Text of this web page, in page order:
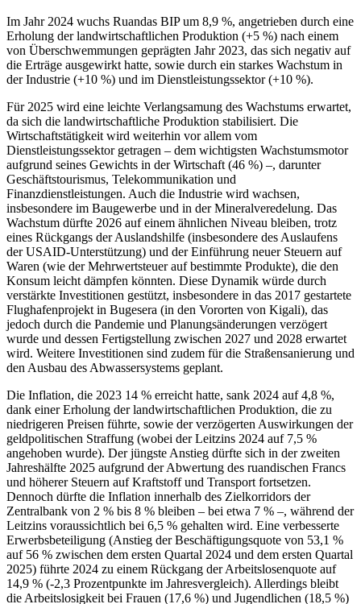
Im Jahr 2024 wuchs Ruandas BIP um 8,9 %, angetrieben durch eine
Erholung der landwirtschaftlichen Produktion (+5 %) nach einem
von Überschwemmungen geprägten Jahr 2023, das sich negativ auf
die Erträge ausgewirkt hatte, sowie durch ein starkes Wachstum in
der Industrie (+10 %) und im Dienstleistungssektor (+10 %).
Für 2025 wird eine leichte Verlangsamung des Wachstums erwartet,
da sich die landwirtschaftliche Produktion stabilisiert. Die
Wirtschaftstätigkeit wird weiterhin vor allem vom
Dienstleistungssektor getragen – dem wichtigsten Wachstumsmotor
aufgrund seines Gewichts in der Wirtschaft (46 %) –, darunter
Geschäftstourismus, Telekommunikation und
Finanzdienstleistungen. Auch die Industrie wird wachsen,
insbesondere im Baugewerbe und in der Mineralveredelung. Das
Wachstum dürfte 2026 auf einem ähnlichen Niveau bleiben, trotz
eines Rückgangs der Auslandshilfe (insbesondere des Auslaufens
der USAID-Unterstützung) und der Einführung neuer Steuern auf
Waren (wie der Mehrwertsteuer auf bestimmte Produkte), die den
Konsum leicht dämpfen könnten. Diese Dynamik würde durch
verstärkte Investitionen gestützt, insbesondere in das 2017 gestartete
Flughafenprojekt in Bugesera (in den Vororten von Kigali), das
jedoch durch die Pandemie und Planungsänderungen verzögert
wurde und dessen Fertigstellung zwischen 2027 und 2028 erwartet
wird. Weitere Investitionen sind zudem für die Straßensanierung und
den Ausbau des Abwassersystems geplant.
Die Inflation, die 2023 14 % erreicht hatte, sank 2024 auf 4,8 %,
dank einer Erholung der landwirtschaftlichen Produktion, die zu
niedrigeren Preisen führte, sowie der verzögerten Auswirkungen der
geldpolitischen Straffung (wobei der Leitzins 2024 auf 7,5 %
angehoben wurde). Der jüngste Anstieg dürfte sich in der zweiten
Jahreshälfte 2025 aufgrund der Abwertung des ruandischen Francs
und höherer Steuern auf Kraftstoff und Transport fortsetzen.
Dennoch dürfte die Inflation innerhalb des Zielkorridors der
Zentralbank von 2 % bis 8 % bleiben – bei etwa 7 % –, während der
Leitzins voraussichtlich bei 6,5 % gehalten wird. Eine verbesserte
Erwerbsbeteiligung (Anstieg der Beschäftigungsquote von 53,1 %
auf 56 % zwischen dem ersten Quartal 2024 und dem ersten Quartal
2025) führte 2024 zu einem Rückgang der Arbeitslosenquote auf
14,9 % (-2,3 Prozentpunkte im Jahresvergleich). Allerdings bleibt
die Arbeitslosigkeit bei Frauen (17,6 %) und Jugendlichen (18,5 %)